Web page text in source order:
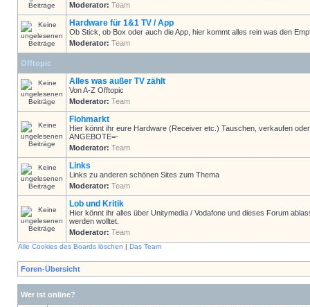
Moderator: Team
Hardware für 1&1 TV / App
Ob Stick, ob Box oder auch die App, hier kommt alles rein was den
Moderator: Team
Offtopic
Alles was außer TV zählt
Von A-Z Offtopic
Moderator: Team
Flohmarkt
Hier könnt ihr eure Hardware (Receiver etc.) Tauschen, verkaufen
ANGEBOTE=-
Moderator: Team
Links
Links zu anderen schönen Sites zum Thema
Moderator: Team
Lob und Kritik
Hier könnt ihr alles über Unitymedia / Vodafone und dieses Forum
werden wolltet.
Moderator: Team
Alle Cookies des Boards löschen | Das Team
Foren-Übersicht
Wer ist online?